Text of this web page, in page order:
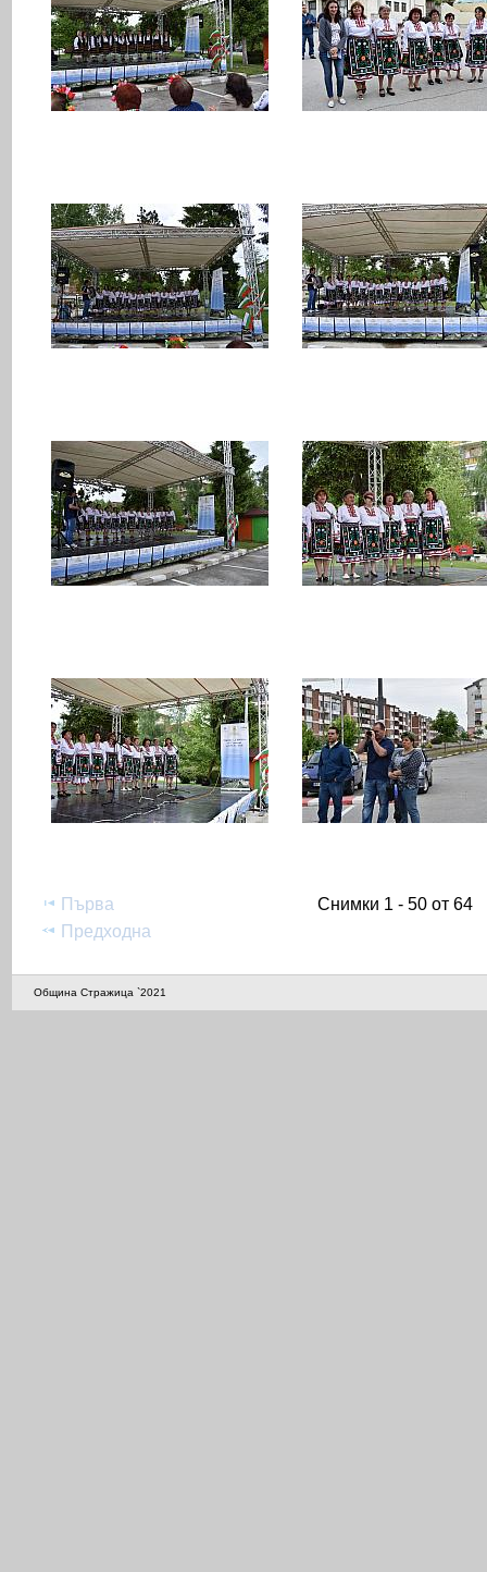
Първа
Предходна
Снимки 1 - 50 от 64
Община Стражица `2021